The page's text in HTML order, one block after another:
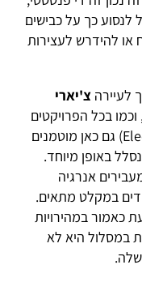
כך על כבישים
או להידרש לעצירות
לעיירה צ'יארי
בכל הפרויקטים
האחרים של חברת אלקטריאון (ElectReon) גם כאן מוטמנים
באופן מיוחד.
אנרגיה
במקלט מתאים.
נוסעת כאמור במהירויות
במסלול היא לא